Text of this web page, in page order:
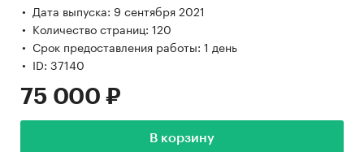
Дата выпуска: 9 сентября 2021
Количество страниц: 120
Срок предоставления работы: 1 день
ID: 37140
75 000 ₽
В корзину